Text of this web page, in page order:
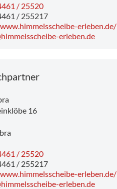
/ 25520
/ 255217
erleben.de/
erleben.de
16
/ 25520
/ 255217
erleben.de/
erleben.de